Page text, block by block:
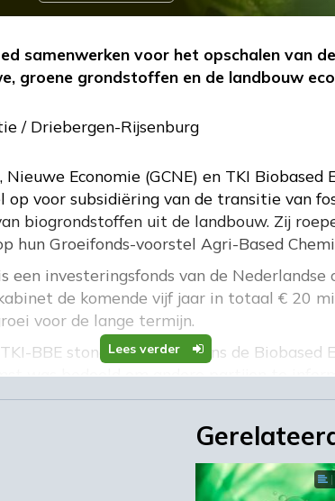
Lees verder
samenwerken voor het opschalen van
groene grondstoffen en de landbouw
/ Driebergen-Rijsenburg
Economie (GCNE) en TKI Biobased
op voor subsidiëring van de transitie van
biogrondstoffen uit de landbouw. Zij
hun Groeifonds-voorstel Agri-Based
een investeringsfonds van de Nederlandse
de komende vijf jaar in totaal € 20
voor de lange termijn.
BBE stond centraal tijdens de Biobased
was bedoeld om andere partijen te
van de groene chemie in
Agro&Chemie.